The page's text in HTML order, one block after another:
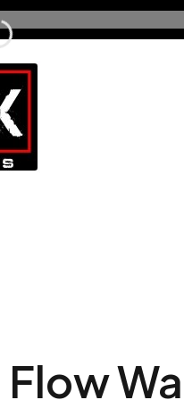
Flow